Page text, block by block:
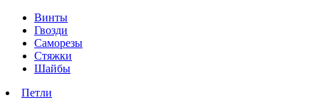
Винты
Гвозди
Саморезы
Стяжки
Шайбы
Петли